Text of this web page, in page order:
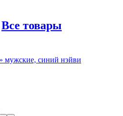
Все товары
мужские, синий нэйви